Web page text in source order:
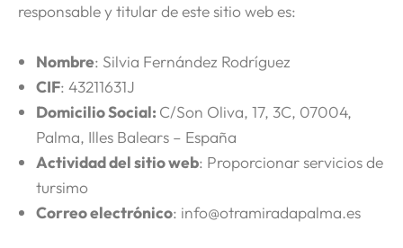
responsable y titular de este sitio web es:
Nombre: Silvia Fernández Rodríguez
CIF: 43211631J
Domicilio Social: C/Son Oliva, 17, 3C, 07004,
Palma, Illes Balears – España
Actividad del sitio web: Proporcionar servicios de
tursimo
Correo electrónico: info@otramiradapalma.es